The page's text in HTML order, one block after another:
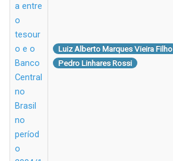
a entre
o
tesour
o e o
Banco
Central
no
Brasil
no
períod
o
Luiz Alberto Marques Vieira Filho
Pedro Linhares Rossi